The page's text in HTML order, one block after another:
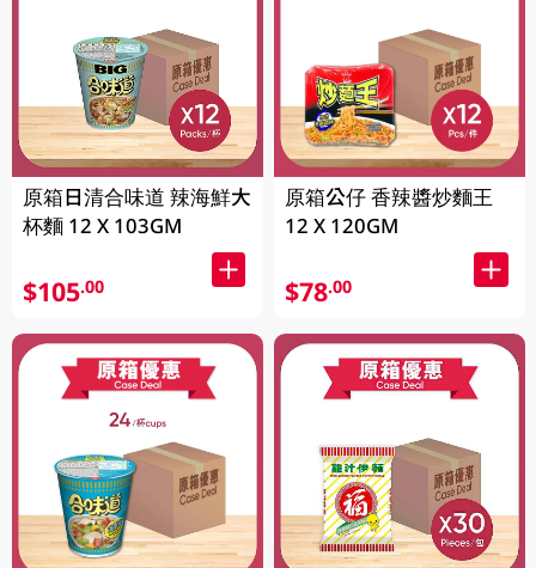
原箱日清合味道 辣海鮮大
杯麵 12 X 103GM
$105.00
原箱公仔 香辣醬炒麵王
12 X 120GM
$78.00